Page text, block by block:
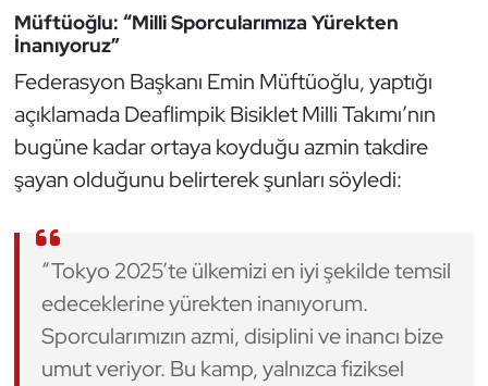
Müftüoğlu: “Milli Sporcularımıza Yürekten
İnanıyoruz”
Federasyon Başkanı Emin Müftüoğlu, yaptığı
açıklamada Deaflimpik Bisiklet Milli Takımı’nın
bugüne kadar ortaya koyduğu azmin takdire
şayan olduğunu belirterek şunları söyledi:
“Tokyo 2025’te ülkemizi en iyi şekilde temsil
edeceklerine yürekten inanıyorum.
Sporcularımızın azmi, disiplini ve inancı bize
umut veriyor. Bu kamp, yalnızca fiziksel
Motor Sporları
Muay Thai
Okçuluk
Optimist
Oryantiring
Özel Sporcular
Paralimpik